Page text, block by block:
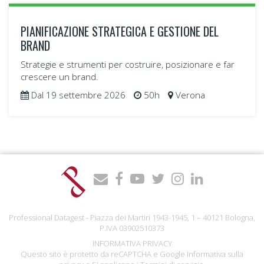
settembre - dicembre 2026 122h
Verona
Scopri di più
PIANIFICAZIONE STRATEGICA E GESTIONE DEL
BRAND
Strategie e strumenti per costruire, posizionare e far
crescere un brand.
Dal 19 settembre 2026
50h Verona
Professional Datagest - Piazza dei Martiri 1943-1945, 1 – 40121 Bologna,
P.IVA 03902510373
INFORMATIVA PRIVACY
Questo sito è protetto da reCAPTCHA e Google Informativa sulla